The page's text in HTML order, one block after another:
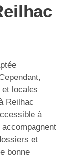
et locales
Reilhac
à
et
bonne